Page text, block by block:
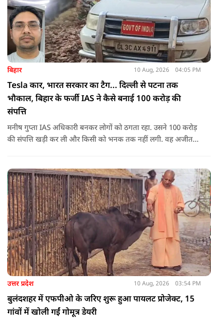
बिहार 10 Aug, 2026 04:05 PM
Tesla कार, भारत सरकार का टैग... दिल्ली से पटना तक
भौकाल, बिहार के फर्जी IAS ने कैसे बनाई 100 करोड़ की
संपत्ति
मनीष गुप्ता IAS अधिकारी बनकर लोगों को ठगता रहा. उसने 100 करोड़
की संपत्ति खड़ी कर ली और किसी को भनक तक नहीं लगी. वह अजीत
उत्तर प्रदेश 10 Aug, 2026 03:54 PM
बुलंदशहर में एफपीओ के जरिए शुरू हुआ पायलट प्रोजेक्ट, 15
गांवों में खोली गईं गोमूत्र डेयरी